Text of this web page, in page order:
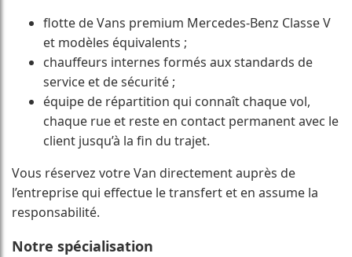
flotte de Vans premium Mercedes-Benz Classe V
et modèles équivalents ;
chauffeurs internes formés aux standards de
service et de sécurité ;
équipe de répartition qui connaît chaque vol,
chaque rue et reste en contact permanent avec le
client jusqu’à la fin du trajet.
Vous réservez votre Van directement auprès de
l’entreprise qui effectue le transfert et en assume la
responsabilité.
Notre spécialisation